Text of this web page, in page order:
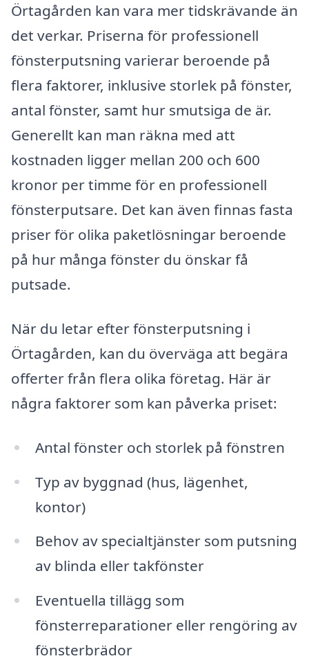
Örtagården kan vara mer tidskrävande än
det verkar. Priserna för professionell
fönsterputsning varierar beroende på
flera faktorer, inklusive storlek på fönster,
antal fönster, samt hur smutsiga de är.
Generellt kan man räkna med att
kostnaden ligger mellan 200 och 600
kronor per timme för en professionell
fönsterputsare. Det kan även finnas fasta
priser för olika paketlösningar beroende
på hur många fönster du önskar få
putsade.
När du letar efter fönsterputsning i
Örtagården, kan du överväga att begära
offerter från flera olika företag. Här är
några faktorer som kan påverka priset:
Antal fönster och storlek på fönstren
Typ av byggnad (hus, lägenhet,
kontor)
Behov av specialtjänster som putsning
av blinda eller takfönster
Eventuella tillägg som
fönsterreparationer eller rengöring av
fönsterbrädor